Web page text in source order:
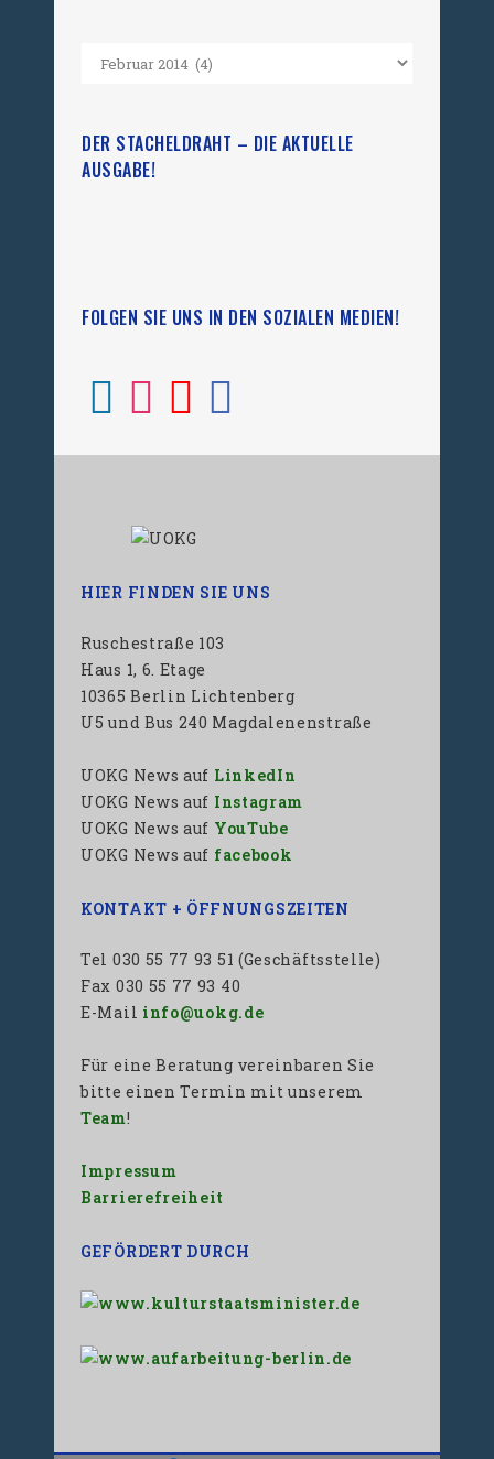
DER STACHELDRAHT – DIE AKTUELLE
AUSGABE!
FOLGEN SIE UNS IN DEN SOZIALEN MEDIEN!
HIER FINDEN SIE UNS
Ruschestraße 103
Haus 1, 6. Etage
10365 Berlin Lichtenberg
U5 und Bus 240 Magdalenenstraße
UOKG News auf LinkedIn
UOKG News auf Instagram
UOKG News auf YouTube
UOKG News auf facebook
KONTAKT + ÖFFNUNGSZEITEN
Tel 030 55 77 93 51 (Geschäftsstelle)
Fax 030 55 77 93 40
E-Mail info@uokg.de
Für eine Beratung vereinbaren Sie
bitte einen Termin mit unserem
Team!
Impressum
Barrierefreiheit
GEFÖRDERT DURCH